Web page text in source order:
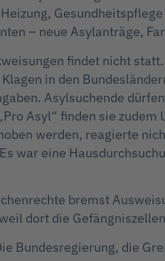
– neue Asylanträge,
findet nicht
in den
Asylsuchende
Asyl“ finden sie
werden, reagierte
war eine
bremst
dort die
Bundesregierung, die